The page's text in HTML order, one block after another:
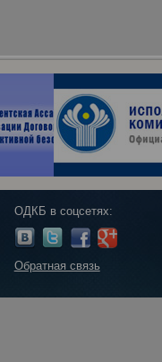
ОДКБ в соцсетях:
Обратная связь